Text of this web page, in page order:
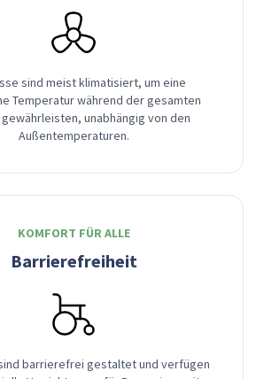
sind meist klimatisiert, um eine
Temperatur während der gesamten
unabhängig von den
Außentemperaturen.
KOMFORT FÜR ALLE
Barrierefreiheit
barrierefrei gestaltet und verfügen